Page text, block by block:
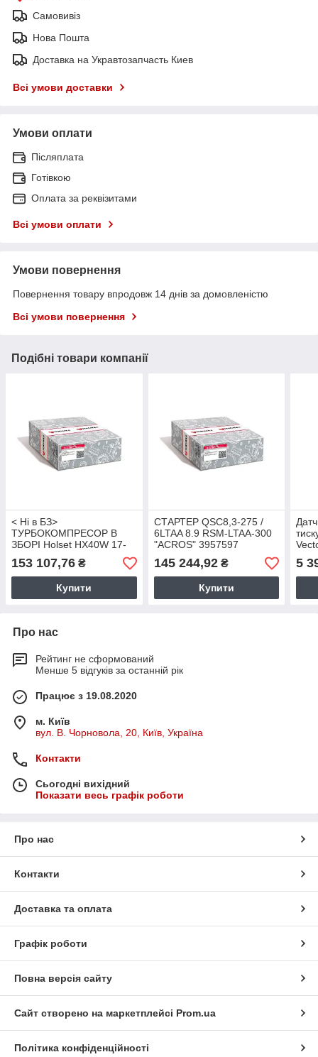
Самовивіз
Нова Пошта
Доставка на Укравтозапчасть Киев
Всі умови доставки
Умови оплати
Післяплата
Готівкою
Оплата за реквізитами
Всі умови оплати
Умови повернення
Повернення товару впродовж 14 днів за домовленістю
Всі умови повернення
Подібні товари компанії
< Ні в БЗ>
ТУРБОКОМПРЕСОР В
ЗБОРІ Holset HX40W 17-
4046108 4955220
153 107,76 ₴
Купити
СТАРТЕР QSC8,3-275 /
6LTAA 8.9 RSM-LTAA-300
"ACROS" 3957597
145 244,92₴
Купити
5
Про нас
Рейтинг не сформований
Менше 5 відгуків за останній рік
Працює з 19.08.2020
м. Київ
вул. В. Чорновола, 20, Київ, Україна
Контакти
Сьогодні вихідний
Показати весь графік роботи
Про нас
Контакти
Доставка та оплата
Графік роботи
Повна версія сайту
Сайт створено на маркетплейсі Prom.ua
Політика конфіденційності